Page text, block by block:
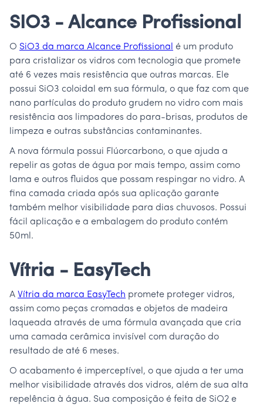
SIO3 - Alcance Profissional
O SiO3 da marca Alcance Profissional é um produto
para cristalizar os vidros com tecnologia que promete
até 6 vezes mais resistência que outras marcas. Ele
possui SiO3 coloidal em sua fórmula, o que faz com que
nano partículas do produto grudem no vidro com mais
resistência aos limpadores do para-brisas, produtos de
limpeza e outras substâncias contaminantes.
A nova fórmula possui Flúorcarbono, o que ajuda a
repelir as gotas de água por mais tempo, assim como
lama e outros fluidos que possam respingar no vidro. A
fina camada criada após sua aplicação garante
também melhor visibilidade para dias chuvosos. Possui
fácil aplicação e a embalagem do produto contém
50ml.
Vítria - EasyTech
A Vítria da marca EasyTech promete proteger vidros,
assim como peças cromadas e objetos de madeira
laqueada através de uma fórmula avançada que cria
uma camada cerâmica invisível com duração do
resultado de até 6 meses.
O acabamento é imperceptível, o que ajuda a ter uma
melhor visibilidade através dos vidros, além de sua alta
repelência à água. Sua composição é feita de SiO2 e